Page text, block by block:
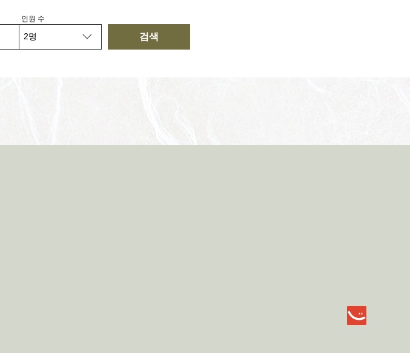
인원 수
검색